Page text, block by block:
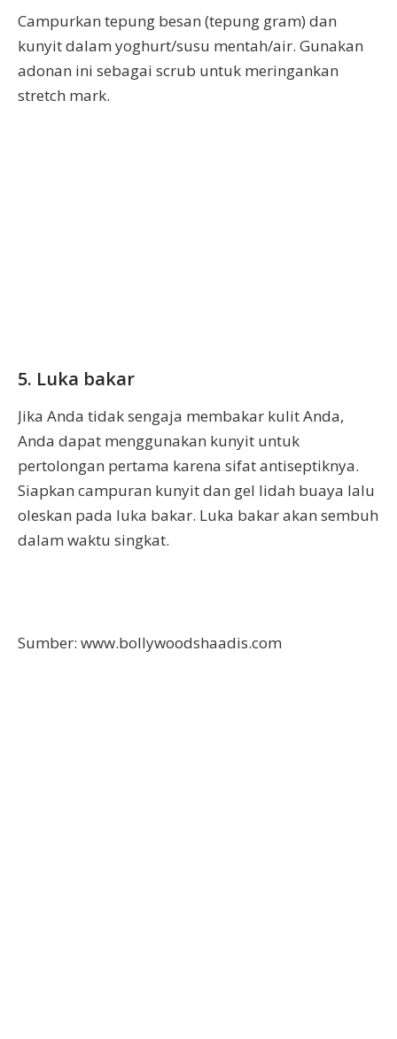
Campurkan tepung besan (tepung gram) dan
kunyit dalam yoghurt/susu mentah/air. Gunakan
adonan ini sebagai scrub untuk meringankan
stretch mark.
5. Luka bakar
Jika Anda tidak sengaja membakar kulit Anda,
Anda dapat menggunakan kunyit untuk
pertolongan pertama karena sifat antiseptiknya.
Siapkan campuran kunyit dan gel lidah buaya lalu
oleskan pada luka bakar. Luka bakar akan sembuh
dalam waktu singkat.
Sumber: www.bollywoodshaadis.com